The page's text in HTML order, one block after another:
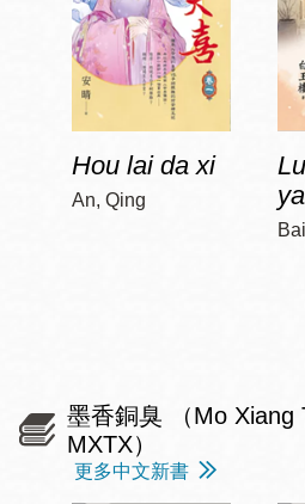
Hou lai da xi
An, Qing
墨香銅臭 （Mo Xiang
MXTX）
更多中文新書